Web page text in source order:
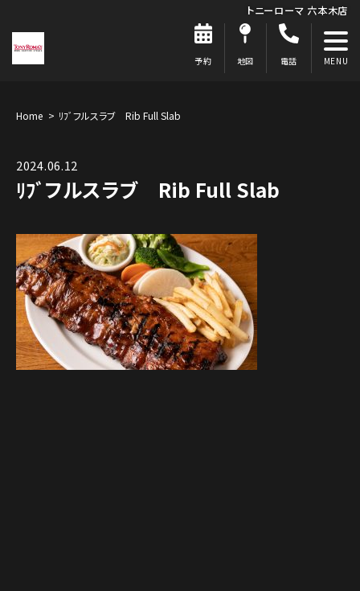
トニーローマ 六本木店
予約 地図 電話
Home ﾘﾌﾞフルスラブ Rib Full Slab
2024.06.12
ﾘﾌﾞフルスラブ Rib Full Slab